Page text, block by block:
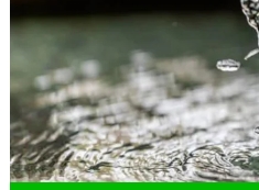
Empresa que faz análise de
Empresas gerenciamento de
Empresas de gestão de
Empresas de gestão de